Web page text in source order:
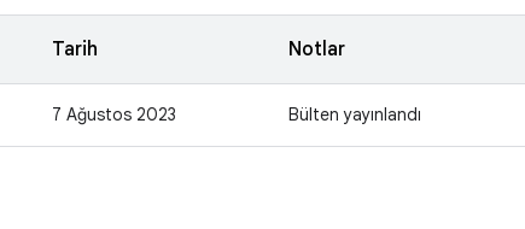
Tarih Notlar
7 Ağustos 2023 Bülten yayınlandı